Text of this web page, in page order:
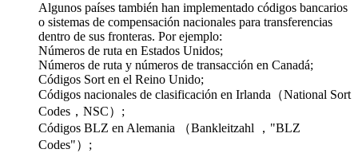
Algunos países también han implementado códigos bancarios
o sistemas de compensación nacionales para transferencias
dentro de sus fronteras. Por ejemplo:
Números de ruta en Estados Unidos;
Números de ruta y números de transacción en Canadá;
Códigos Sort en el Reino Unido;
Códigos nacionales de clasificación en Irlanda（National Sort
Codes，NSC）;
Códigos BLZ en Alemania （Bankleitzahl ，"BLZ
Codes"）;